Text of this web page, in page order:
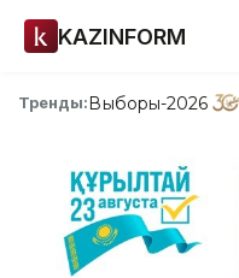
KAZINFORM
Тренды:Выборы-2026